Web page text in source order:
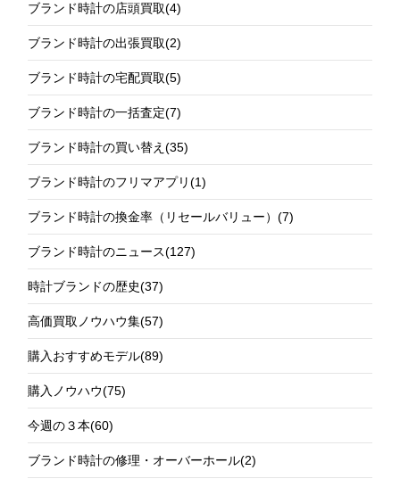
ブランド時計の店頭買取(4)
ブランド時計の出張買取(2)
ブランド時計の宅配買取(5)
ブランド時計の一括査定(7)
ブランド時計の買い替え(35)
ブランド時計のフリマアプリ(1)
ブランド時計の換金率（リセールバリュー）(7)
ブランド時計のニュース(127)
時計ブランドの歴史(37)
高価買取ノウハウ集(57)
購入おすすめモデル(89)
購入ノウハウ(75)
今週の３本(60)
ブランド時計の修理・オーバーホール(2)